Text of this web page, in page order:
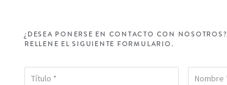
¿DESEA PONERSE EN CONTACTO CON NOSOTROS?
RELLENE EL SIGUIENTE FORMULARIO.